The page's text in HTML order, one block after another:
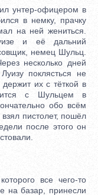
унтер-офицером в
в немку, прачку
на ней жениться.
и её дальний
немец Шульц.
несколько дней
поклясться не
их с тёткой в
с Шульцем в
обо всём
пистолет, пошёл
после этого он
все чего-то
на базар, принесли